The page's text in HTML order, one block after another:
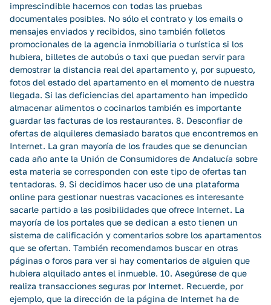
imprescindible hacernos con todas las pruebas
documentales posibles. No sólo el contrato y los emails o
mensajes enviados y recibidos, sino también folletos
promocionales de la agencia inmobiliaria o turística si los
hubiera, billetes de autobús o taxi que puedan servir para
demostrar la distancia real del apartamento y, por supuesto,
fotos del estado del apartamento en el momento de nuestra
llegada. Si las deficiencias del apartamento han impedido
almacenar alimentos o cocinarlos también es importante
guardar las facturas de los restaurantes. 8. Desconfiar de
ofertas de alquileres demasiado baratos que encontremos en
Internet. La gran mayoría de los fraudes que se denuncian
cada año ante la Unión de Consumidores de Andalucía sobre
esta materia se corresponden con este tipo de ofertas tan
tentadoras. 9. Si decidimos hacer uso de una plataforma
online para gestionar nuestras vacaciones es interesante
sacarle partido a las posibilidades que ofrece Internet. La
mayoría de los portales que se dedican a esto tienen un
sistema de calificación y comentarios sobre los apartamentos
que se ofertan. También recomendamos buscar en otras
páginas o foros para ver si hay comentarios de alguien que
hubiera alquilado antes el inmueble. 10. Asegúrese de que
realiza transacciones seguras por Internet. Recuerde, por
ejemplo, que la dirección de la página de Internet ha de